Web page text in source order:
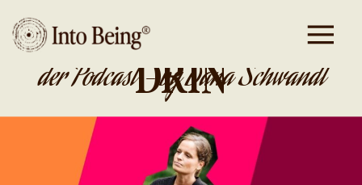
DA IST GOLD
DRIN
der Podcast - by Dana Schwandt